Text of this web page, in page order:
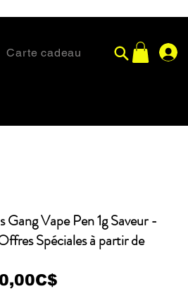
Carte cadeau
Gang Vape Pen 1g Saveur -
Spéciales à partir de